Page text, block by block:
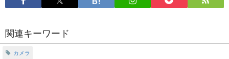
関連キーワード
カメラ